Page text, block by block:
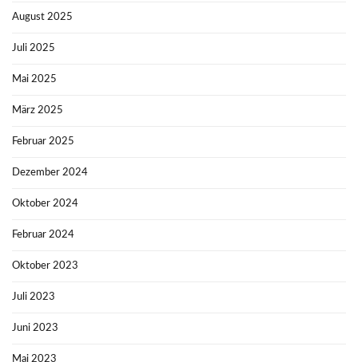
August 2025
Juli 2025
Mai 2025
März 2025
Februar 2025
Dezember 2024
Oktober 2024
Februar 2024
Oktober 2023
Juli 2023
Juni 2023
Mai 2023